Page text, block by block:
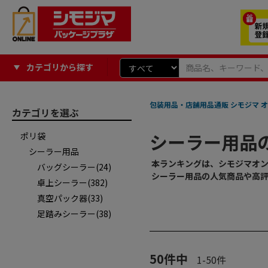
カテゴリから探す
カテゴリを選ぶ
ポリ袋
シーラー用品
バッグシーラー(24)
卓上シーラー(382)
真空パック器(33)
足踏みシーラー(38)
包装用品・店舗用品通販 シモジマ
シーラー用品
本ランキングは、シモジマオ
シーラー用品の人気商品や高
50件中 1-50件